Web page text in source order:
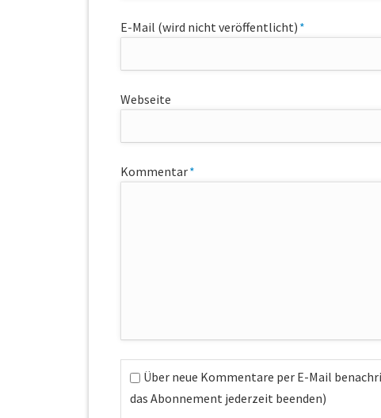
Pflichtfeld
E-Mail (wird nicht veröffentlicht) *
Webseite
Pflichtfeld
Kommentar*
Über neue Kommentare per E-Mail
das Abonnement jederzeit beenden)